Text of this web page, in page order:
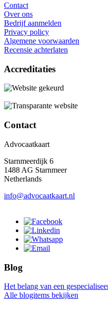
Contact
Over ons
Bedrijf aanmelden
Privacy policy
Algemene voorwaarden
Recensie achterlaten
Accreditaties
Contact
Advocaatkaart
Starnmeerdijk 6
1488 AG Starnmeer
Netherlands
info@advocaatkaart.nl
Blog
Het belang van een
Alle blogitems bekijken